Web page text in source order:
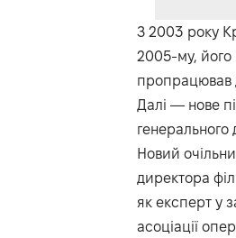
З 2003 року
2005-му, його
пропрацював
Далі — нове
генерального
Новий
директора
як експерт у
асоціації